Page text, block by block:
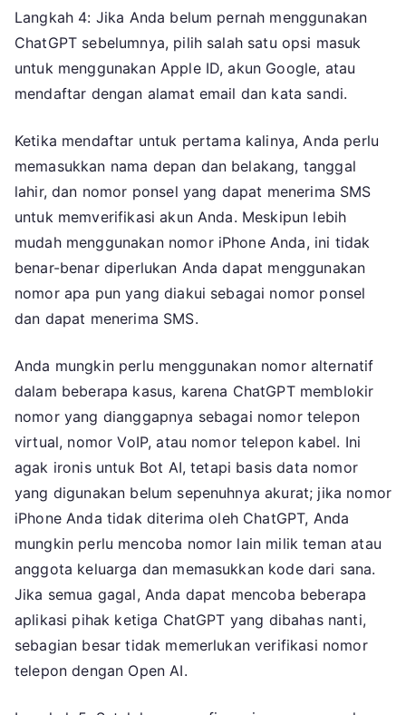
Langkah 4: Jika Anda belum pernah menggunakan
ChatGPT sebelumnya, pilih salah satu opsi masuk
untuk menggunakan Apple ID, akun Google, atau
mendaftar dengan alamat email dan kata sandi.
Ketika mendaftar untuk pertama kalinya, Anda perlu
memasukkan nama depan dan belakang, tanggal
lahir, dan nomor ponsel yang dapat menerima SMS
untuk memverifikasi akun Anda. Meskipun lebih
mudah menggunakan nomor iPhone Anda, ini tidak
benar-benar diperlukan Anda dapat menggunakan
nomor apa pun yang diakui sebagai nomor ponsel
dan dapat menerima SMS.
Anda mungkin perlu menggunakan nomor alternatif
dalam beberapa kasus, karena ChatGPT memblokir
nomor yang dianggapnya sebagai nomor telepon
virtual, nomor VoIP, atau nomor telepon kabel. Ini
agak ironis untuk Bot AI, tetapi basis data nomor
yang digunakan belum sepenuhnya akurat; jika nomor
iPhone Anda tidak diterima oleh ChatGPT, Anda
mungkin perlu mencoba nomor lain milik teman atau
anggota keluarga dan memasukkan kode dari sana.
Jika semua gagal, Anda dapat mencoba beberapa
aplikasi pihak ketiga ChatGPT yang dibahas nanti,
sebagian besar tidak memerlukan verifikasi nomor
telepon dengan Open AI.